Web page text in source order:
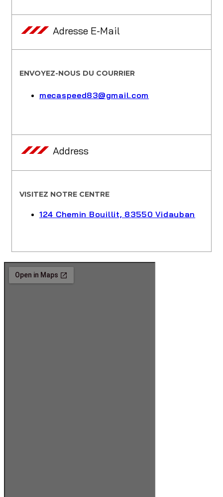
Adresse E-Mail
ENVOYEZ-NOUS DU COURRIER
mecaspeed83@gmail.com
Address
VISITEZ NOTRE CENTRE
124 Chemin Bouillit, 83550 Vidauban